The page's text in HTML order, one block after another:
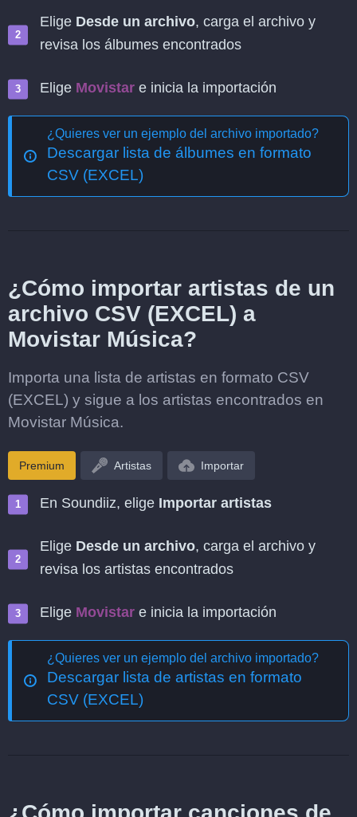
Elige Desde un archivo, carga el archivo y
revisa los álbumes encontrados
Elige Movistar e inicia la importación
¿Quieres ver un ejemplo del archivo importado?
Descargar lista de álbumes en formato
CSV (EXCEL)
¿Cómo importar artistas de un
archivo CSV (EXCEL) a
Movistar Música?
Importa una lista de artistas en formato CSV
(EXCEL) y sigue a los artistas encontrados en
Movistar Música.
Premium Artistas Importar
En Soundiiz, elige Importar artistas
Elige Desde un archivo, carga el archivo y
revisa los artistas encontrados
Elige Movistar e inicia la importación
¿Quieres ver un ejemplo del archivo importado?
Descargar lista de artistas en formato
CSV (EXCEL)